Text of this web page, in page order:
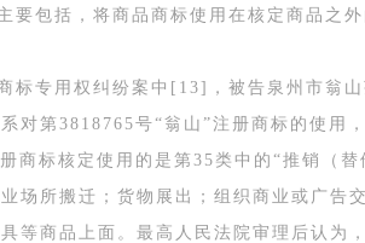
要包括，将商品商标使用在核定商品之
标专用权纠纷案中[13]，被告泉州市翁
对第3818765号“翁山”注册商标的使用
商标核定使用的是第35类中的“推销（
场所搬迁；货物展出；组织商业或广告
等商品上面。最高人民法院审理后认